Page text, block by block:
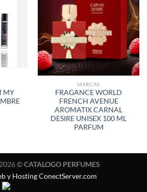
DE
MY
DESEOS
MARCAS
FRAGANCE WORLD
FRENCH AVENUE
AROMATIX CARNAL
DESIRE UNISEX 100 ML
PARFUM
©CATALOGO PERFUMES
y Hosting ConectServer.com